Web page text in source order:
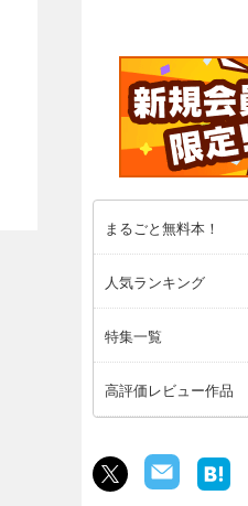
まるごと無料本！
人気ランキング
特集一覧
高評価レビュー作品